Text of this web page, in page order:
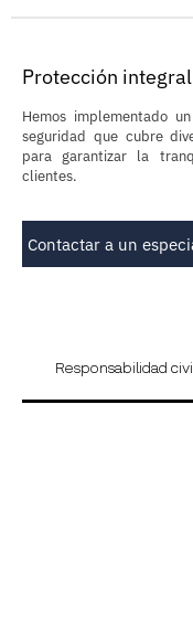
Protección integral
Hemos implementado
seguridad que cubre
para garantizar la
clientes.
Contactar a un
Responsabilidad